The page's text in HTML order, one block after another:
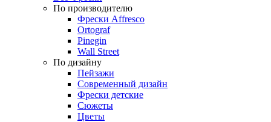
По производителю
Фрески Affresco
Ortograf
Pinegin
Wall Street
По дизайну
Пейзажи
Современный дизайн
Фрески детские
Сюжеты
Цветы